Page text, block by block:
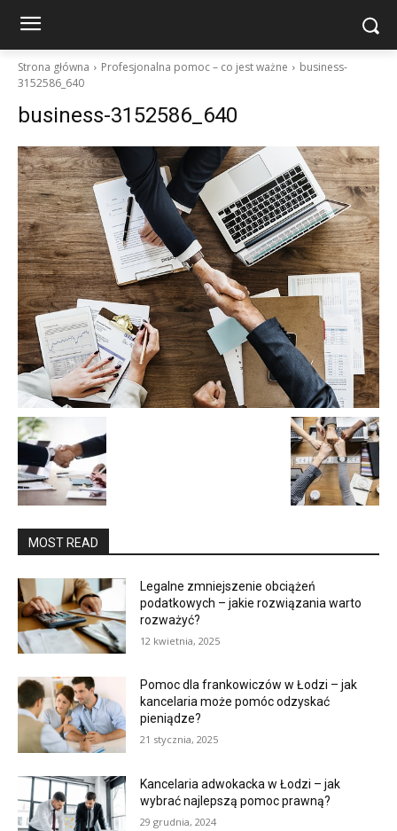
Strona główna Profesjonalna pomoc – co jest ważne
business-
3152586_640
business-3152586_640
MOST READ
Legalne zmniejszenie obciążeń
podatkowych – jakie rozwiązania warto
rozważyć?
12 kwietnia, 2025
Pomoc dla frankowiczów w Łodzi – jak
kancelaria może pomóc odzyskać
pieniądze?
21 stycznia, 2025
Kancelaria adwokacka w Łodzi – jak
wybrać najlepszą pomoc prawną?
29 grudnia, 2024